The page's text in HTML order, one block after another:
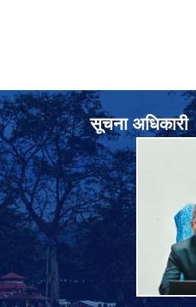
सूचना अधिकारी